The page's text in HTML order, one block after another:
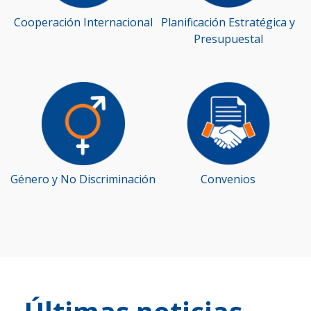
Cooperación Internacional
Planificación Estratégica y
Presupuestal
Género y No Discriminación Convenios